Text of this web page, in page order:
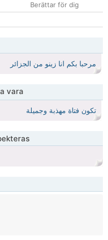
Berättar för dig
مرحبا بكم انا زينو من الجزائر
vara
تكون فتاة مهذبة وجميلة